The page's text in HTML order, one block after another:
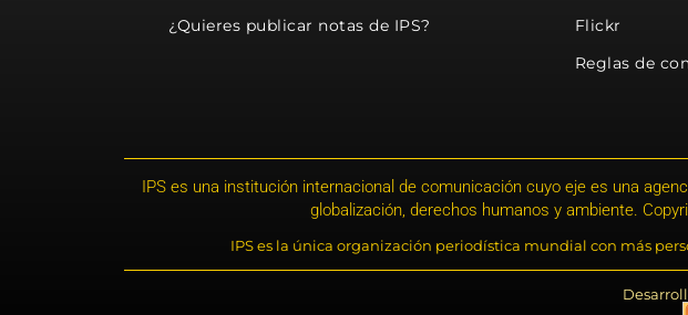
¿Quieres publicar notas de IPS?
Flickr
Reglas de
IPS es una institución internacional de comunicación cuyo eje es una
globalización, derechos humanos y ambiente.
IPS es la única organización periodística mundial con más